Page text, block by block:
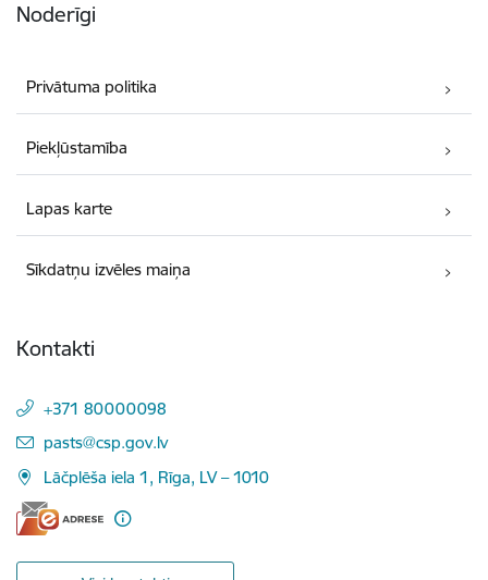
Noderīgi
Privātuma politika
Piekļūstamība
Lapas karte
Sīkdatņu izvēles maiņa
Kontakti
+371 80000098
E-pasts:
pasts@csp.gov.lv
Lāčplēša iela 1, Rīga, LV – 1010